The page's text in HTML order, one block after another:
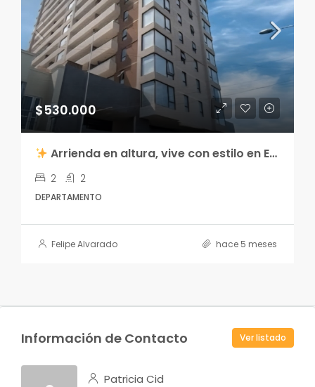
$530.000
Arrienda en altura, vive con estilo en Edificio Centro Lagos 2
2 2
DEPARTAMENTO
Felipe Alvarado hace 5 meses
Información de Contacto Ver listado
Patricia Cid